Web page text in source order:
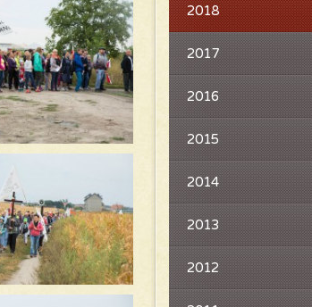
2018
2017
2016
2015
2014
2013
2012